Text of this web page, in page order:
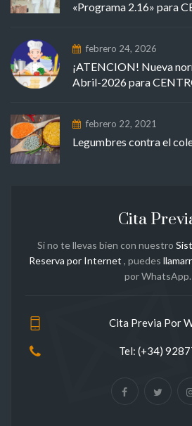
«Programa 2.16» para
febrero 24, 2026
¡ATENCION! Nueva
Abril-2026 para
febrero 22, 2021
Legumbres contra el
Cita
Si no te llevas bien con nuestro
Reserva por Internet , puedes
por WhatsApp.
Cita Previa Por
Tel: (+34)